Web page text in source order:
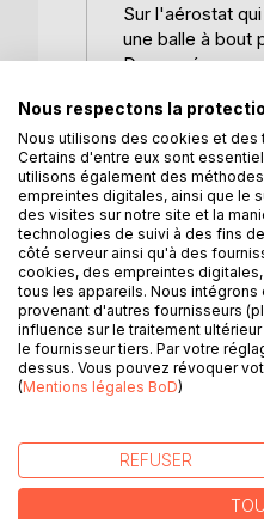
Sur l'aérostat
une balle à bout
Des années
et enviée
nouvelle pour
cette nouvelle
extérieur.
Elle se
frontière ténue
Le Chant
ne sont jamais...
Nous respectons la
Nous utilisons des cookies et
Certains d'entre eux sont
utilisons également des
empreintes digitales, ainsi que le
des visites sur notre site et la
technologies de suivi à des fins
côté serveur ainsi qu'à des
cookies, des empreintes
tous les appareils. Nous
provenant d'autres fournisseurs
influence sur le traitement
le fournisseur tiers. Par votre
dessus. Vous pouvez révoquer
(Mentions légales BoD)
REFUSER